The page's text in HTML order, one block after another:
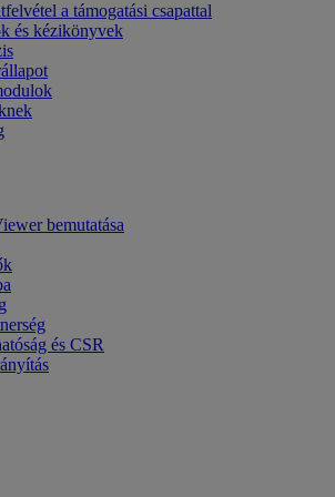
a támogatási csapattal
és kézikönyvek
bemutatása
és CSR